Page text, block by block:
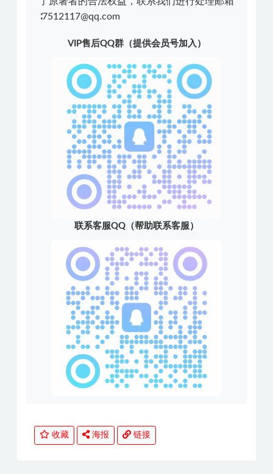
∶7512117@qq.com
VIP售后QQ群（提供会员号加入）
联系客服QQ（帮助联系客服）
收藏 海报 链接